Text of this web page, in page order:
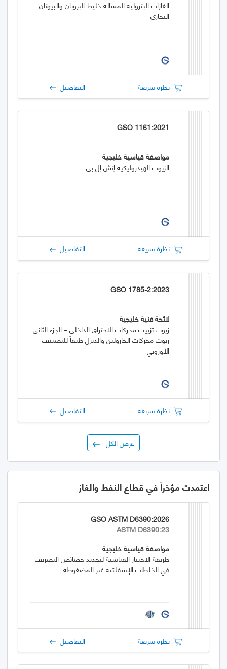
الغازات البترولية المسالة خليط البروبان والبيوتان
التجاري
نظرة سريعة التفاصيل
GSO 1161:2021
مواصفة قياسية خليجية
الزيوت الهيدروليكية إتش إل بي
نظرة سريعة التفاصيل
GSO 1785-2:2023
لائحة فنية خليجية
زيوت تزييت محركات الاحتراق الداخلي – الجزء الثاني:
زيوت محركات الجازولين والديزل طبقاً للتصنيف
الأوروبي
نظرة سريعة التفاصيل
عرض الكل
اعتمدت مؤخراً في قطاع النفط والغاز
GSO ASTM D6390:2026
ASTM D6390:23
مواصفة قياسية خليجية
طريقة الاختبار القياسية لتحديد خصائص التصريف
في الخلطات الإسفلتية غير المضغوطة
نظرة سريعة التفاصيل